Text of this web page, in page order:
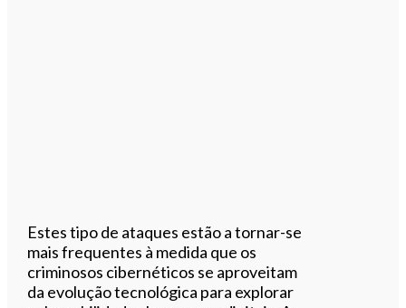
Estes tipo de ataques estão a tornar-se
mais frequentes à medida que os
criminosos cibernéticos se aproveitam
da evolução tecnológica para explorar